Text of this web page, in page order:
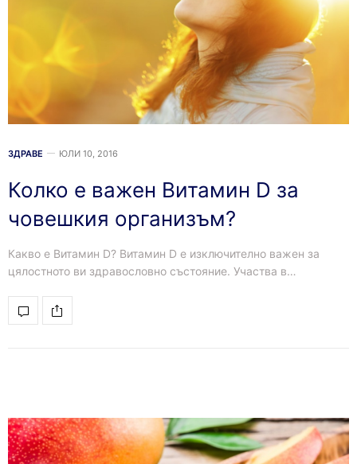
ЗДРАВЕ ЮЛИ 10, 2016
Колко е важен Витамин D за
човешкия организъм?
Какво е Витамин D? Витамин D е изключително важен за
цялостното ви здравословно състояние. Участва в…